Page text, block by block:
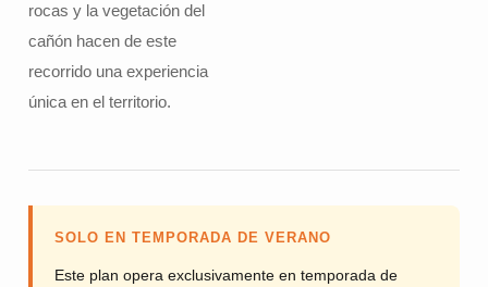
rocas y la vegetación del
cañón hacen de este
recorrido una experiencia
única en el territorio.
SOLO EN TEMPORADA DE VERANO
Este plan opera exclusivamente en temporada de